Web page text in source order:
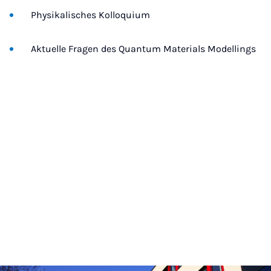
Physikalisches Kolloquium
Aktuelle Fragen des Quantum Materials Modellings